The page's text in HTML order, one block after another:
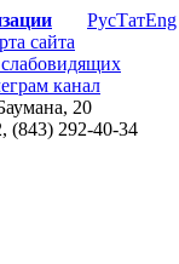
РусТатEng
20
(843) 292-40-34